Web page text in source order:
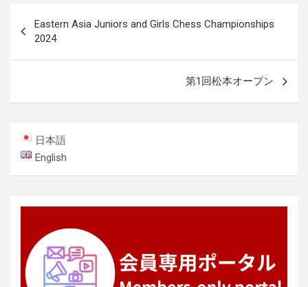
稿
ナ
ゲ
シ
Eastern Asia Juniors and Girls Chess Championships
2024
第1回松本オープン
日本語
English